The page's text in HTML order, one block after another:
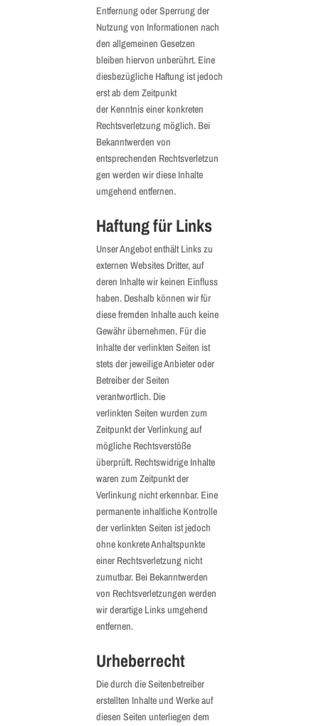
Entfernung oder Sperrung der
Nutzung von Informationen nach
den allgemeinen Gesetzen
bleiben hiervon unberührt. Eine
diesbezügliche Haftung ist jedoch
erst ab dem Zeitpunkt
der Kenntnis einer konkreten
Rechtsverletzung möglich. Bei
Bekanntwerden von
entsprechenden Rechtsverletzun
gen werden wir diese Inhalte
umgehend entfernen.
Haftung für Links
Unser Angebot enthält Links zu
externen Websites Dritter, auf
deren Inhalte wir keinen Einfluss
haben. Deshalb können wir für
diese fremden Inhalte auch keine
Gewähr übernehmen. Für die
Inhalte der verlinkten Seiten ist
stets der jeweilige Anbieter oder
Betreiber der Seiten
verantwortlich. Die
verlinkten Seiten wurden zum
Zeitpunkt der Verlinkung auf
mögliche Rechtsverstöße
überprüft. Rechtswidrige Inhalte
waren zum Zeitpunkt der
Verlinkung nicht erkennbar. Eine
permanente inhaltliche Kontrolle
der verlinkten Seiten ist jedoch
ohne konkrete Anhaltspunkte
einer Rechtsverletzung nicht
zumutbar. Bei Bekanntwerden
von Rechtsverletzungen werden
wir derartige Links umgehend
entfernen.
Urheberrecht
Die durch die Seitenbetreiber
erstellten Inhalte und Werke auf
diesen Seiten unterliegen dem